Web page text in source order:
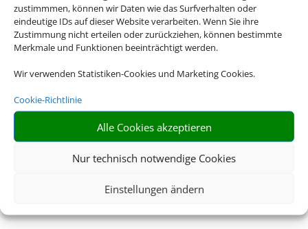
zustimmmen, können wir Daten wie das Surfverhalten oder
eindeutige IDs auf dieser Website verarbeiten. Wenn Sie ihre
Zustimmung nicht erteilen oder zurückziehen, können bestimmte
Merkmale und Funktionen beeinträchtigt werden.
Wir verwenden Statistiken-Cookies und Marketing Cookies.
Cookie-Richtlinie
Alle Cookies akzeptieren
Nur technisch notwendige Cookies
Einstellungen ändern